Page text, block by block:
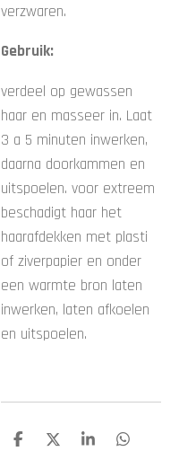
verzwaren.
Gebruik:
verdeel op gewassen
haar en masseer in. Laat
3 a 5 minuten inwerken,
daarna doorkammen en
uitspoelen. voor extreem
beschadigt haar het
haarafdekken met plasti
of ziverpapier en onder
een warmte bron laten
inwerken, laten afkoelen
en uitspoelen.
D
D
S
D